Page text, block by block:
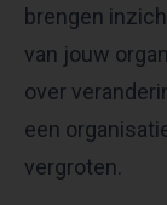
brengen
van jouw
over
een
vergroten.